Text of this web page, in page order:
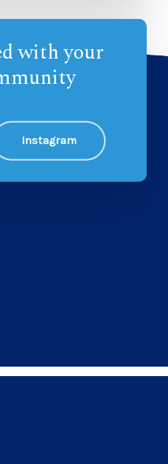
with your
Instagram